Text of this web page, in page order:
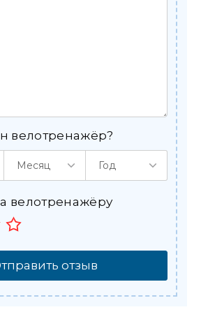
велотренажёру
велотренажёр?
Месяц Год
отзыв